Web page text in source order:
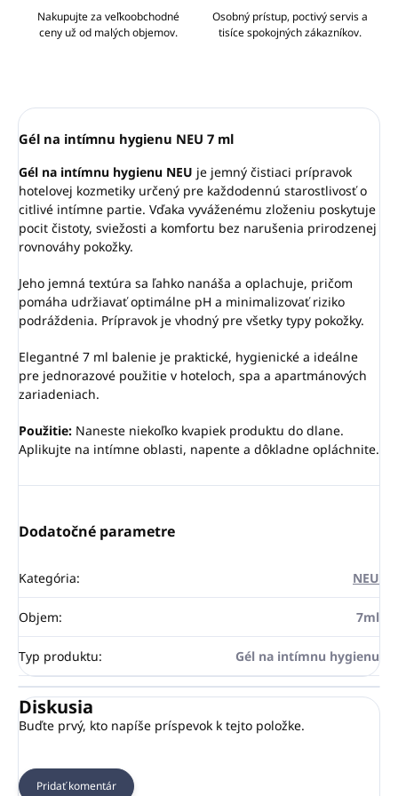
Nakupujte za veľkoobchodné
ceny už od malých objemov.
Osobný prístup, poctivý servis a
tisíce spokojných zákazníkov.
Gél na intímnu hygienu NEU 7 ml
Gél na intímnu hygienu NEU je jemný čistiaci prípravok
hotelovej kozmetiky určený pre každodennú starostlivosť o
citlivé intímne partie. Vďaka vyváženému zloženiu poskytuje
pocit čistoty, sviežosti a komfortu bez narušenia prirodzenej
rovnováhy pokožky.
Jeho jemná textúra sa ľahko nanáša a oplachuje, pričom
pomáha udržiavať optimálne pH a minimalizovať riziko
podráždenia. Prípravok je vhodný pre všetky typy pokožky.
Elegantné 7 ml balenie je praktické, hygienické a ideálne
pre jednorazové použitie v hoteloch, spa a apartmánových
zariadeniach.
Použitie: Naneste niekoľko kvapiek produktu do dlane.
Aplikujte na intímne oblasti, napente a dôkladne opláchnite.
Dodatočné parametre
Kategória: NEU
Objem: 7ml
Typ produktu: Gél na intímnu hygienu
Diskusia
Buďte prvý, kto napíše príspevok k tejto položke.
Pridať komentár